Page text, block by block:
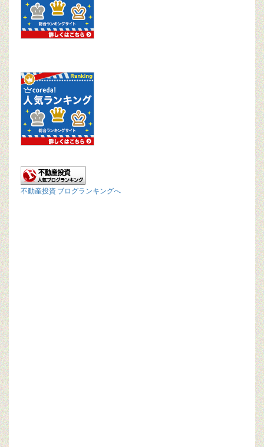
不動産投資 ブログランキングへ